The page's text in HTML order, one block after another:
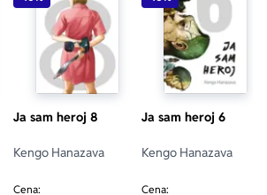
Ja sam heroj 8
Kengo Hanazava
Cena:
Ja sam heroj 6
Kengo Hanazava
Cena: